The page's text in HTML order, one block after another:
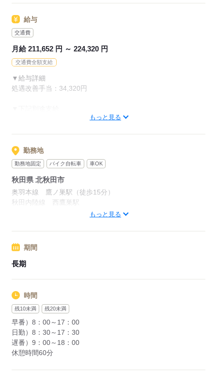
介護職員実務者研修
介護福祉士
【経験】
未経験OK
《備考》
※業務上、車の運転をする場合があるため、運転免許は必須で
※介護施設でのご経験や、資格があれば尚可。
※ブランクのある方、無資格・未経験の方も大歓迎です！
給与
交通費
月給 211,652 円 ～ 224,320 円
交通費全額支給
▼給与詳細
処遇改善手当：34,320円
寸志あり：年2回（6月・12月）
※業績による
特別報酬：平均33.8万円（最高額130万円）
※2025年6月支給実績
※処遇改善手当は試用期間中（3ヶ月）は支給なし
もっと見る
勤務地
勤務地固定 バイク自転車 車OK
秋田県 北秋田市
奥羽本線 鷹ノ巣駅（徒歩15分）
秋田内陸線 西鷹巣駅
「大館のしろ空港」から車で10分
もっと見る
期間
長期
時間
残10未満 残20未満
早番）8：00～17：00
日勤）8：30～17：30
遅番）9：00～18：00
休憩時間60分